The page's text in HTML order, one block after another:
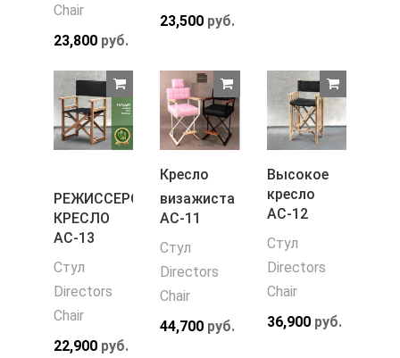
Chair
23,800 руб.
23,500 руб.
РЕЖИССЕРСКОЕ
КРЕСЛО
АС-13
Стул
Directors
Chair
22,900 руб.
Кресло
визажиста
АС-11
Стул
Directors
Chair
44,700 руб.
Высокое
кресло
АС-12
Стул
Directors
Chair
36,900руб.